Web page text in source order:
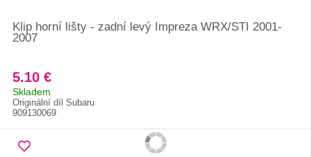
Klip horní lišty - zadní levý Impreza WRX/STI 2001-
2007
5.10 €
Skladem
Originální díl Subaru
909130069